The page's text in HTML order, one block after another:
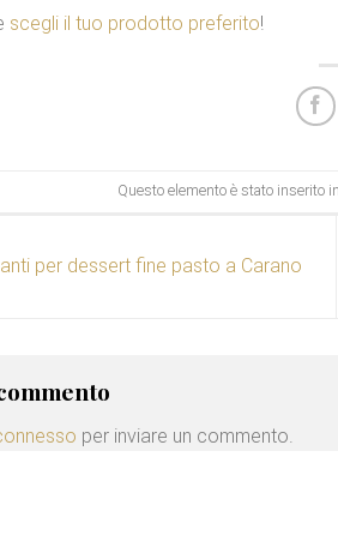
scegli il tuo prodotto preferito!
Questo elemento è stato inserito in
per dessert fine pasto a Carano
per inviare un commento.